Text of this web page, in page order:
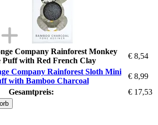
Company Rainforest Monkey
Puff with Red French Clay
€ 8,54
Company Rainforest Sloth Mini
with Bamboo Charcoal
€ 8,99
Gesamtpreis:
€ 17,53